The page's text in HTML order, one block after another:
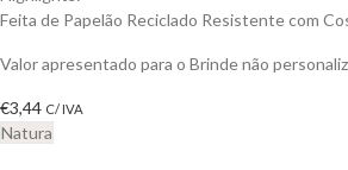
Feita de Papelão Reciclado Resistente com
Valor apresentado para o Brinde não
€3,44 C/ IVA
Natura